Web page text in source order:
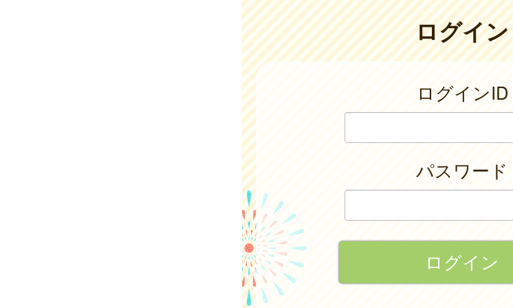
ログイン
ログインID
パスワード